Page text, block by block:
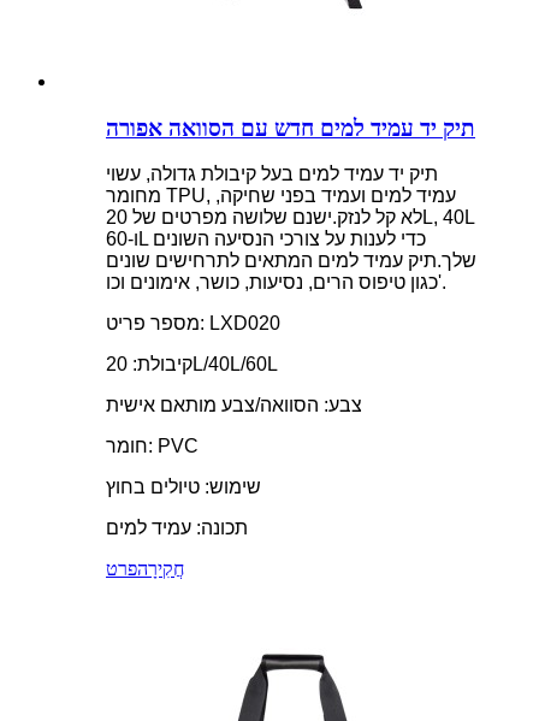
תיק יד עמיד למים חדש עם הסוואה אפורה
תיק יד עמיד למים בעל קיבולת גדולה, עשוי
מחומר TPU, עמיד למים ועמיד בפני שחיקה,
לא קל לנזק.ישנם שלושה מפרטים של 20L, 40L
ו-60L כדי לענות על צורכי הנסיעה השונים
שלך.תיק עמיד למים המתאים לתרחישים שונים
כגון טיפוס הרים, נסיעות, כושר, אימונים וכו'.
מספר פריט: LXD020
קיבולת: 20L/40L/60L
צבע: הסוואה/צבע מותאם אישית
חומר: PVC
שימוש: טיולים בחוץ
תכונה: עמיד למים
חֲקִירָהפרט